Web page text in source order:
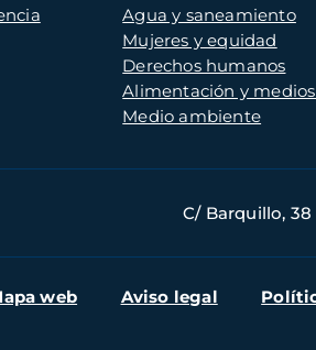
Agua y saneamiento
Mujeres y equidad
Derechos humanos
Alimentación y
Medio ambiente
C/ Barquillo, 38
web Aviso legal